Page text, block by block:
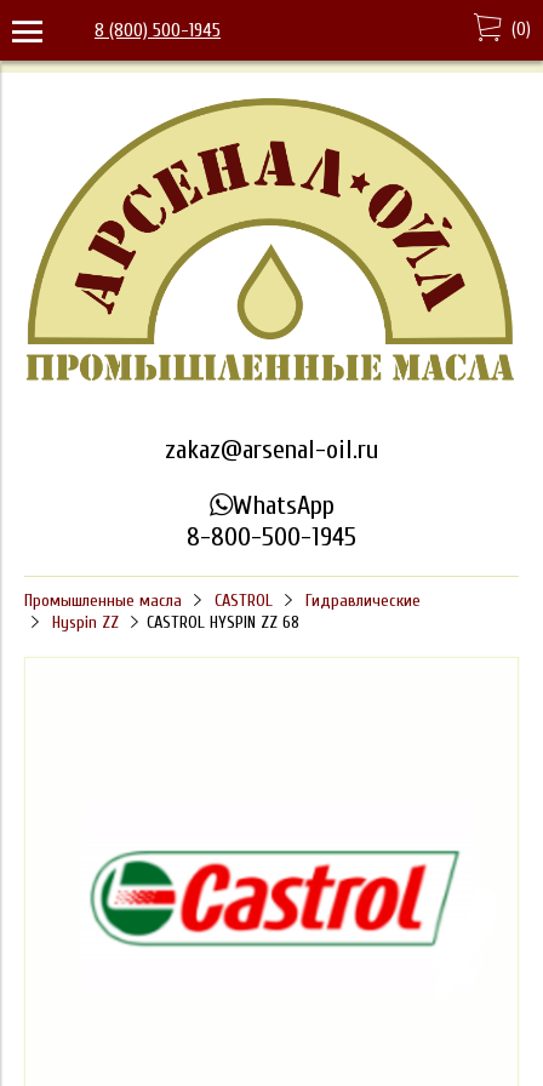
8 (800) 500-1945 (0)
zakaz@arsenal-oil.ru
WhatsApp
8-800-500-1945
Промышленные масла CASTROL
Гидравлические
Hyspin ZZ
CASTROL HYSPIN ZZ 68